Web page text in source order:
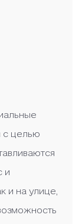
с целью
и
и на улице,